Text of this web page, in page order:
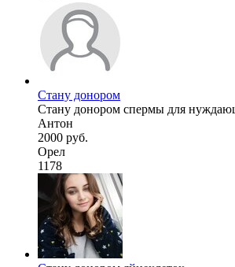
Стану донором
Стану донором спермы для
Антон
2000 руб.
Орел
1178